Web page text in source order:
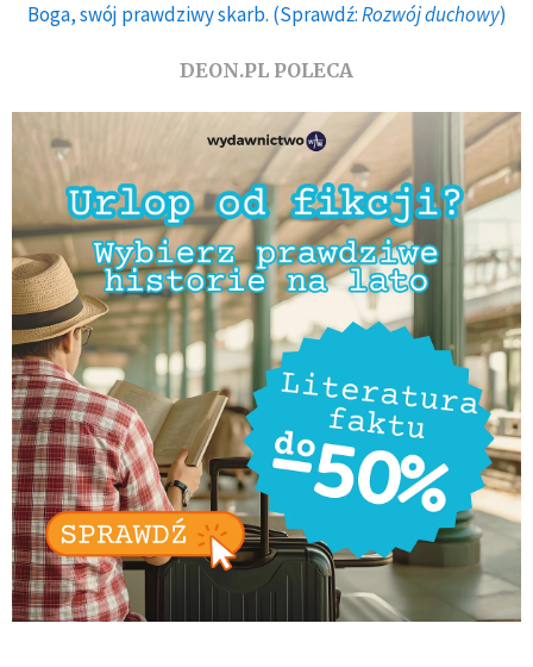
Boga, swój prawdziwy skarb. (Sprawdź:Rozwój duchowy)
DEON.PL POLECA